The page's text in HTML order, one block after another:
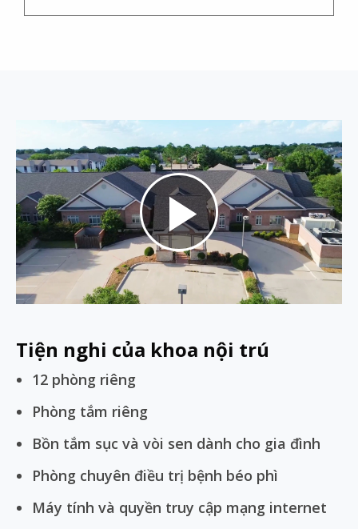
Play
Video
Tiện nghi của khoa nội trú
12 phòng riêng
Phòng tắm riêng
Bồn tắm sục và vòi sen dành cho gia đình
Phòng chuyên điều trị bệnh béo phì
Máy tính và quyền truy cập mạng internet